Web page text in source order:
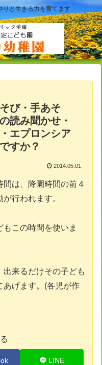
りと生きる力を育てます
び・手あそ
読み聞かせ・
エプロンシア
すか？
2014.05.01
は、降園時間の前４
行われます。
この時間を使いま
出来るだけその子ども
あげます。(各児が作
LINE